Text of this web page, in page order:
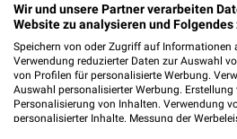
Geschlossen
572,19 km • Angebote:
media@home
Grabenstr. 4-8
Wir und unsere Partner verarbeiten
Website zu analysieren und Folgendes
Speichern von oder Zugriff auf Informationen
Verwendung reduzierter Daten zur Auswahl
von Profilen für personalisierte Werbung.
Auswahl personalisierter Werbung.
Personalisierung von Inhalten. Verwendung
personalisierter Inhalte. Messung der